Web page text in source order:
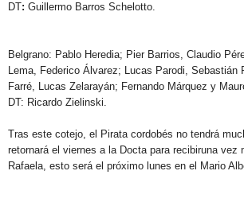
DT: Guillermo Barros Schelotto.
Belgrano: Pablo Heredia; Pier Barrios, Claudio
Lema, Federico Álvarez; Lucas Parodi, Sebastián
Farré, Lucas Zelarayán; Fernando Márquez y
DT: Ricardo Zielinski.
Tras este cotejo, el Pirata cordobés no tendrá
retornará el viernes a la Docta para recibiruna vez
Rafaela, esto será el próximo lunes en el Mario